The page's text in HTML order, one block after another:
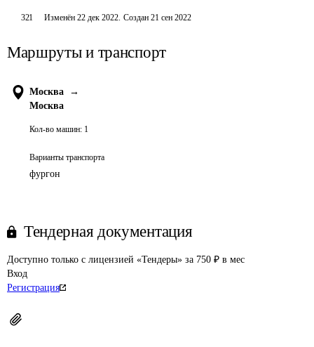
321 Изменён22 дек 2022. Создан 21 сен 2022
Маршруты и транспорт
Москва
→
Москва
Кол-во машин: 1
Варианты транспорта
фургон
Тендерная документация
Доступно только с лицензией «Тендеры» за 750 ₽ в мес
Вход
Регистрация